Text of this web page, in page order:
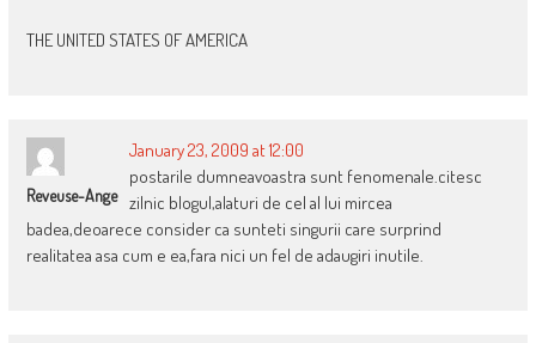
THE UNITED STATES OF AMERICA
Reveuse-Ange
January 23, 2009 at 12:00
postarile dumneavoastra sunt fenomenale.citesc
zilnic blogul,alaturi de cel al lui mircea
badea,deoarece consider ca sunteti singurii care surprind
realitatea asa cum e ea,fara nici un fel de adaugiri inutile.